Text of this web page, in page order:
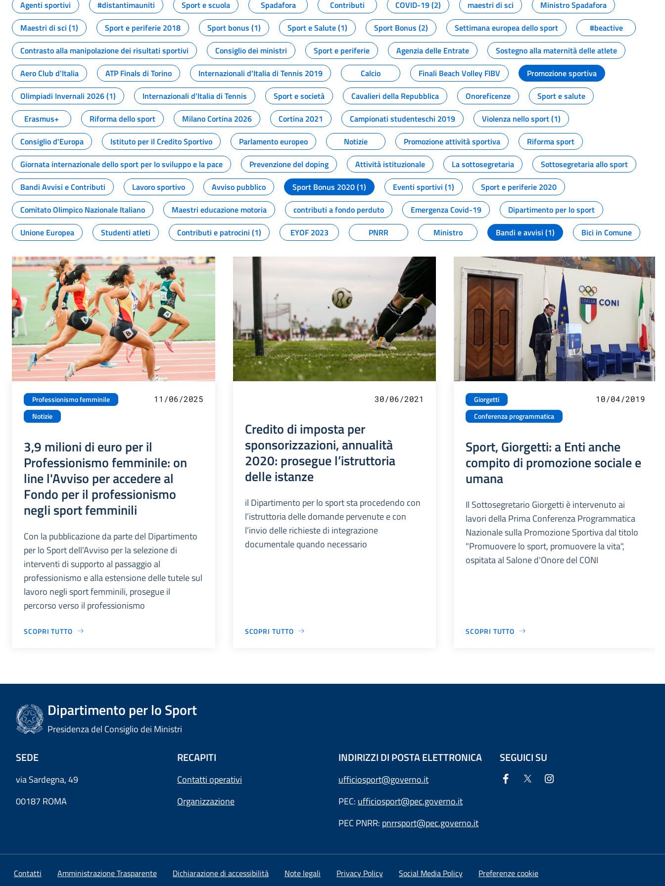
Agenti sportivi
#distantimauniti Sport e scuola Spadafora Contributi COVID-19 (2) maestri di sci
Ministro Spadafora
Maestri di sci (1)
Sport e periferie 2018 Sport bonus (1) Sport e Salute (1) Sport Bonus (2) Settimana europea dello sport
#beactive
Contrasto alla manipolazione dei risultati sportivi
Consiglio dei ministri Sport e periferie Agenzia delle Entrate
Sostegno alla maternità delle atlete
Aero Club d'Italia
ATP Finals di Torino Internazionali d'Italia di Tennis 2019 Calcio Finali Beach Volley FIBV
Promozione sportiva
Olimpiadi Invernali 2026 (1)
Internazionali d'Italia di Tennis Sport e società Cavalieri della Repubblica Onoreficenze
Sport e salute
Erasmus+
Riforma dello sport Milano Cortina 2026 Cortina 2021 Campionati studenteschi 2019
Violenza nello sport (1)
Consiglio d'Europa
Istituto per il Credito Sportivo Parlamento europeo Notizie Promozione attività sportiva
Riforma sport
Giornata internazionale dello sport per lo sviluppo e la pace
Prevenzione del doping Attività istituzionale La sottosegretaria
Sottosegretaria allo sport
Bandi Avvisi e Contributi
Lavoro sportivo Avviso pubblico Sport Bonus 2020 (1) Eventi sportivi (1)
Sport e periferie 2020
Comitato Olimpico Nazionale Italiano
Maestri educazione motoria contributi a fondo perduto Emergenza Covid-19
Dipartimento per lo sport
Unione Europea
Studenti atleti Contributi e patrocini (1) EYOF 2023 PNRR Ministro Bandi e avvisi (1) Bici in Comune
Professionismo femminile
Notizie
11/06/2025
3,9 milioni di euro per il
Professionismo femminile: on
line l'Avviso per accedere al
Fondo per il professionismo
negli sport femminili
Con la pubblicazione da parte del Dipartimento
per lo Sport dell’Avviso per la selezione di
interventi di supporto al passaggio al
professionismo e alla estensione delle tutele sul
lavoro negli sport femminili, prosegue il
percorso verso il professionismo
SCOPRI TUTTO
30/06/2021
Credito di imposta per
sponsorizzazioni, annualità
2020: prosegue l’istruttoria
delle istanze
il Dipartimento per lo sport sta procedendo con
l’istruttoria delle domande pervenute e con
l’invio delle richieste di integrazione
documentale quando necessario
SCOPRI TUTTO
Giorgetti
Conferenza programmatica
10/04/2019
Sport, Giorgetti: a Enti anche
compito di promozione sociale e
umana
Il Sottosegretario Giorgetti è intervenuto ai
lavori della Prima Conferenza Programmatica
Nazionale sulla Promozione Sportiva dal titolo
"Promuovere lo sport, promuovere la vita",
ospitata al Salone d'Onore del CONI
SCOPRI TUTTO
Dipartimento per lo Sport
Presidenza del Consiglio dei Ministri
SEDE
via Sardegna, 49
00187 ROMA
RECAPITI
Contatti operativi
Organizzazione
INDIRIZZI DI POSTA ELETTRONICA
ufficiosport@governo.it
PEC: ufficiosport@pec.governo.it
PEC PNRR: pnrrsport@pec.governo.it
SEGUICI SU
Contatti Amministrazione Trasparente Dichiarazione di accessibilità Note legali Privacy Policy Social Media Policy Preferenze cookie